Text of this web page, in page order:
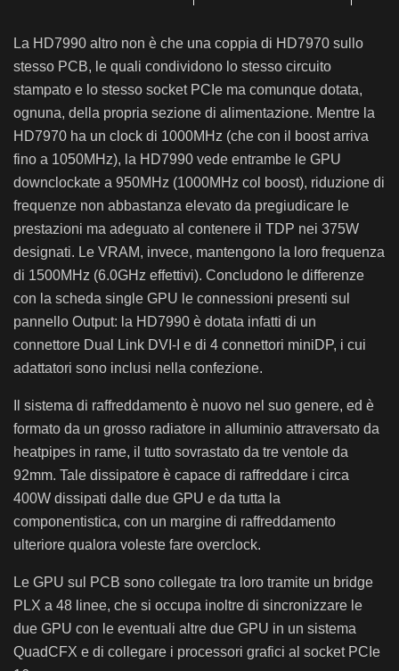
La HD7990 altro non è che una coppia di HD7970 sullo
stesso PCB, le quali condividono lo stesso circuito
stampato e lo stesso socket PCIe ma comunque dotata,
ognuna, della propria sezione di alimentazione. Mentre la
HD7970 ha un clock di 1000MHz (che con il boost arriva
fino a 1050MHz), la HD7990 vede entrambe le GPU
downclockate a 950MHz (1000MHz col boost), riduzione di
frequenze non abbastanza elevato da pregiudicare le
prestazioni ma adeguato al contenere il TDP nei 375W
designati. Le VRAM, invece, mantengono la loro frequenza
di 1500MHz (6.0GHz effettivi). Concludono le differenze
con la scheda single GPU le connessioni presenti sul
pannello Output: la HD7990 è dotata infatti di un
connettore Dual Link DVI-I e di 4 connettori miniDP, i cui
adattatori sono inclusi nella confezione.
Il sistema di raffreddamento è nuovo nel suo genere, ed è
formato da un grosso radiatore in alluminio attraversato da
heatpipes in rame, il tutto sovrastato da tre ventole da
92mm. Tale dissipatore è capace di raffreddare i circa
400W dissipati dalle due GPU e da tutta la
componentistica, con un margine di raffreddamento
ulteriore qualora voleste fare overclock.
Le GPU sul PCB sono collegate tra loro tramite un bridge
PLX a 48 linee, che si occupa inoltre di sincronizzare le
due GPU con le eventuali altre due GPU in un sistema
QuadCFX e di collegare i processori grafici al socket PCIe